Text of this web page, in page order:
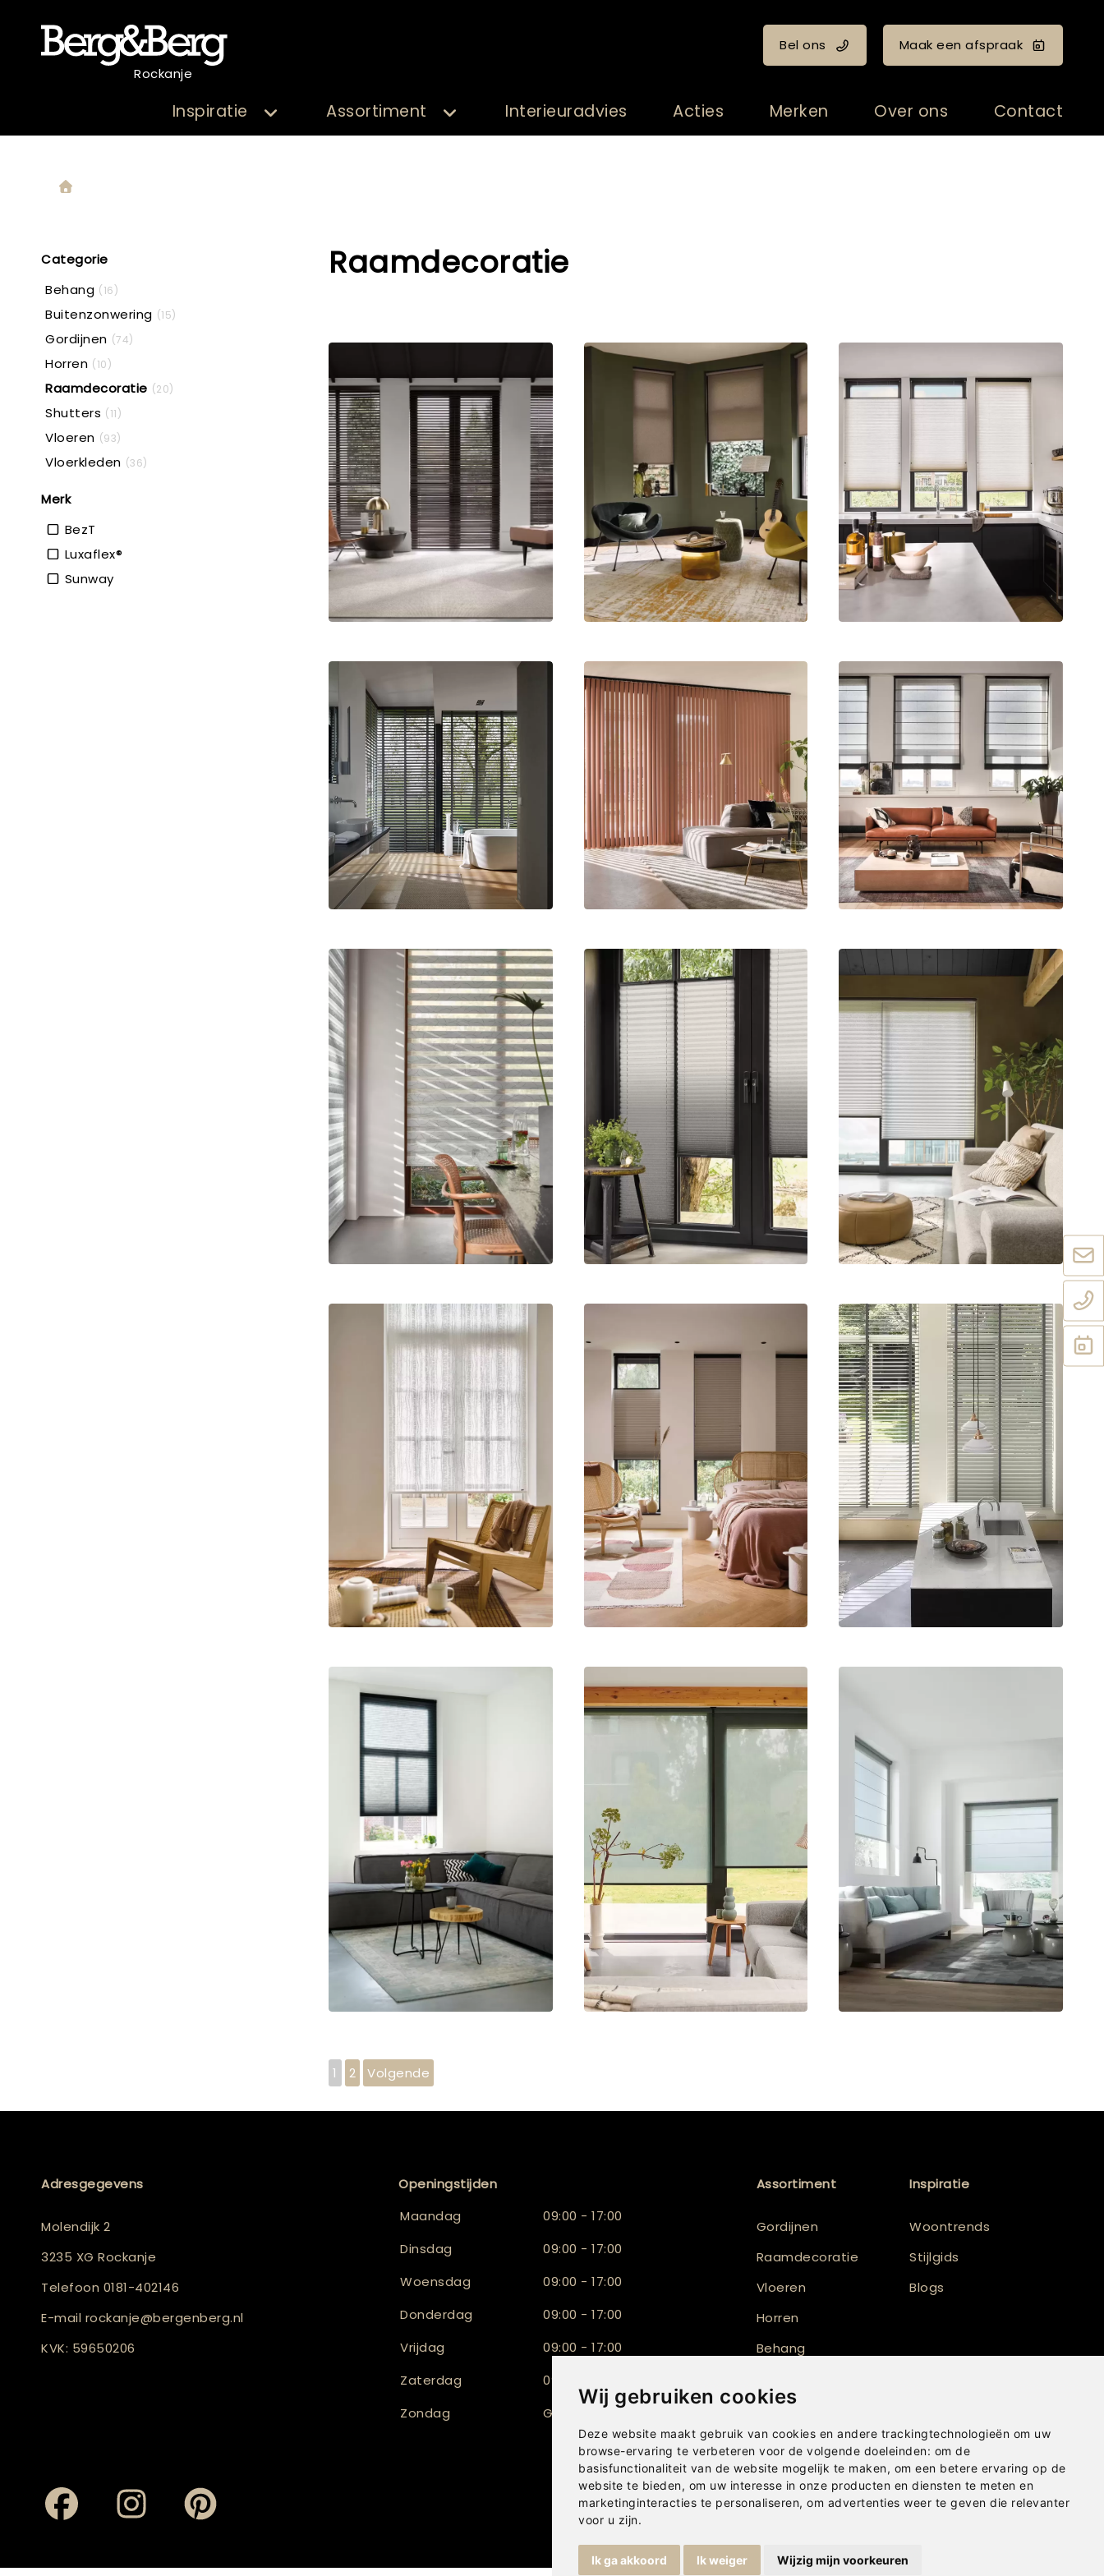
Wij gebruiken cookies
Deze website maakt gebruik van cookies en andere trackingtechnologieën om uw
browse-ervaring te verbeteren voor de volgende doeleinden: om de
basisfunctionaliteit van de website mogelijk te maken, om een betere ervaring op de
website te bieden, om uw interesse in onze producten en diensten te meten en
marketinginteracties te personaliseren, om advertenties weer te geven die relevanter
voor u zijn.
Ik ga akkoord Ik weiger Wijzig mijn voorkeuren
Rockanje
Bel ons Maak een afspraak
Inspiratie Assortiment Interieuradvies Acties Merken Over ons Contact
Categorie
Behang (16)
Buitenzonwering (15)
Gordijnen (74)
Horren (10)
Raamdecoratie (20)
Shutters (11)
Vloeren (93)
Vloerkleden (36)
Merk
BezT
Luxaflex®
Sunway
Raamdecoratie
1 2 Volgende
Adresgegevens
Molendijk 2
3235 XG Rockanje
Telefoon 0181-402146
E-mail rockanje@bergenberg.nl
KVK: 59650206
Openingstijden
Maandag
09:00 - 17:00
Dinsdag
09:00 - 17:00
Woensdag
09:00 - 17:00
Donderdag
09:00 - 17:00
Vrijdag
09:00 - 17:00
Zaterdag
09:30 - 16:00
Zondag
Gesloten
Assortiment
Gordijnen
Raamdecoratie
Vloeren
Horren
Behang
Shutters
Buitenzonwering
Inspiratie
Woontrends
Stijlgids
Blogs